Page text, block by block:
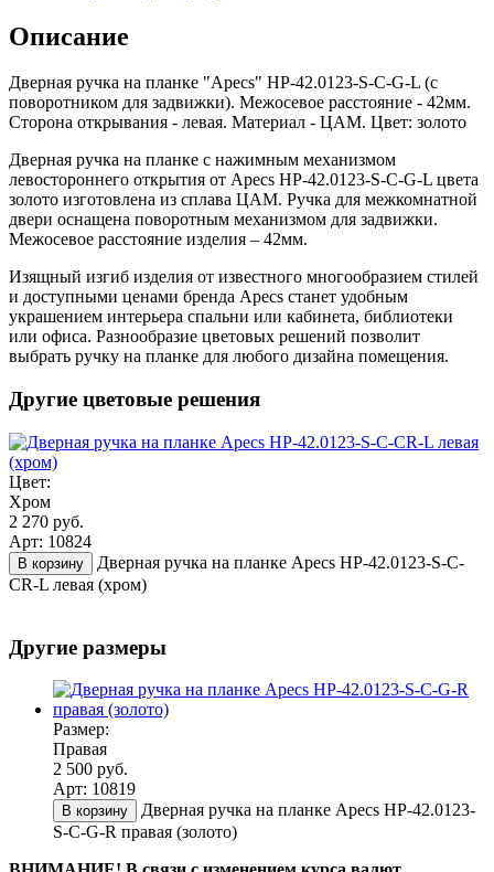
Описание
Дверная ручка на планке "Apecs" HP-42.0123-S-C-G-L (с
поворотником для задвижки). Межосевое расстояние - 42мм.
Сторона открывания - левая. Материал - ЦАМ. Цвет: золото
Дверная ручка на планке с нажимным механизмом
левостороннего открытия от Apecs HP-42.0123-S-C-G-L цвета
золото изготовлена из сплава ЦАМ. Ручка для межкомнатной
двери оснащена поворотным механизмом для задвижки.
Межосевое расстояние изделия – 42мм.
Изящный изгиб изделия от известного многообразием стилей
и доступными ценами бренда Apecs станет удобным
украшением интерьера спальни или кабинета, библиотеки
или офиса. Разнообразие цветовых решений позволит
выбрать ручку на планке для любого дизайна помещения.
Другие цветовые решения
Цвет:
Хром
2 270 руб.
Арт: 10824
В корзину
Дверная ручка на планке Apecs HP-42.0123-S-C-
CR-L левая (хром)
Другие размеры
Размер:
Правая
2 500 руб.
Арт: 10819
В корзину
Дверная ручка на планке Apecs HP-42.0123-
S-C-G-R правая (золото)